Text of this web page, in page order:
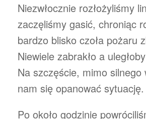
Niezwłocznie rozłożyliśmy
zaczęliśmy gasić, chroniąc
bardzo blisko czoła pożaru
Niewiele zabrakło a
Na szczęście, mimo silnego
nam się opanować sytuację.
Po około godzinie